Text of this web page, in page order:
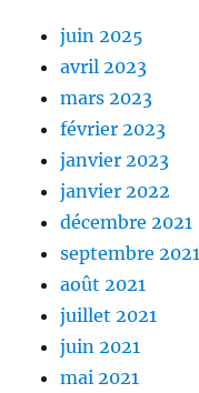
juin 2025
avril 2023
mars 2023
février 2023
janvier 2023
janvier 2022
décembre 2021
septembre 2021
août 2021
juillet 2021
juin 2021
mai 2021